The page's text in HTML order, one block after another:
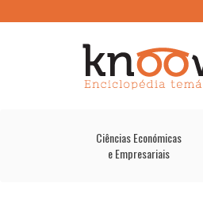
Ciências Económicas
e Empresariais